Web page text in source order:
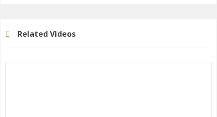
Related Videos